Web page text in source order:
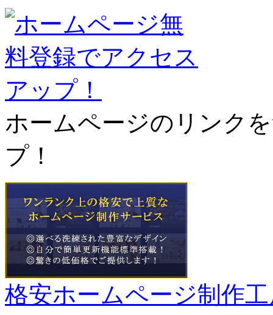
ホームページのリンク
プ！
格安ホームページ制作